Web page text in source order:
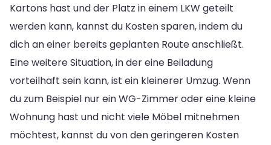
Kartons hast und der Platz in einem LKW geteilt
werden kann, kannst du Kosten sparen, indem du
dich an einer bereits geplanten Route anschließt.
Eine weitere Situation, in der eine Beiladung
vorteilhaft sein kann, ist ein kleinerer Umzug. Wenn
du zum Beispiel nur ein WG-Zimmer oder eine kleine
Wohnung hast und nicht viele Möbel mitnehmen
möchtest, kannst du von den geringeren Kosten